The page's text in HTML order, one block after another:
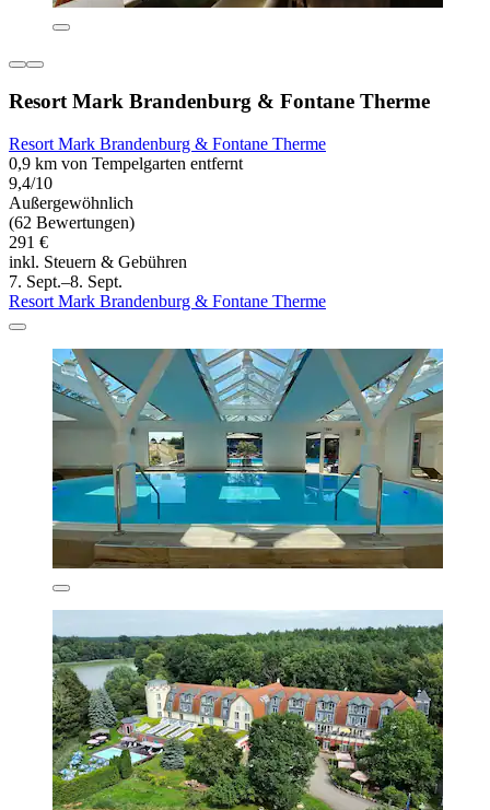
Resort Mark Brandenburg & Fontane Therme
Resort Mark Brandenburg & Fontane Therme
0,9 km von Tempelgarten entfernt
9,4/10
Außergewöhnlich
(62 Bewertungen)
291 €
inkl. Steuern & Gebühren
7. Sept.–8. Sept.
Resort Mark Brandenburg & Fontane Therme